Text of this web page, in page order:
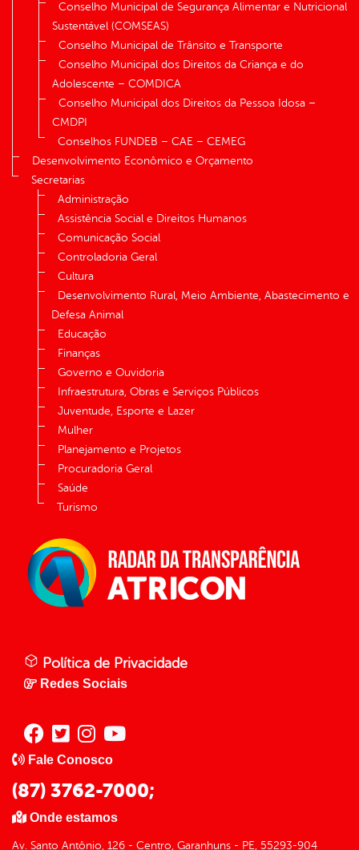
Conselho Municipal de Segurança Alimentar e Nutricional
Sustentável (COMSEAS)
Conselho Municipal de Trânsito e Transporte
Conselho Municipal dos Direitos da Criança e do
Adolescente – COMDICA
Conselho Municipal dos Direitos da Pessoa Idosa –
CMDPI
Conselhos FUNDEB – CAE – CEMEG
Desenvolvimento Econômico e Orçamento
Secretarias
Administração
Assistência Social e Direitos Humanos
Comunicação Social
Controladoria Geral
Cultura
Desenvolvimento Rural, Meio Ambiente, Abastecimento e
Defesa Animal
Educação
Finanças
Governo e Ouvidoria
Infraestrutura, Obras e Serviços Públicos
Juventude, Esporte e Lazer
Mulher
Planejamento e Projetos
Procuradoria Geral
Saúde
Turismo
Política de Privacidade
Redes Sociais
Fale Conosco
(87) 3762-7000;
Onde estamos
Av. Santo Antônio, 126 - Centro, Garanhuns - PE, 55293-904